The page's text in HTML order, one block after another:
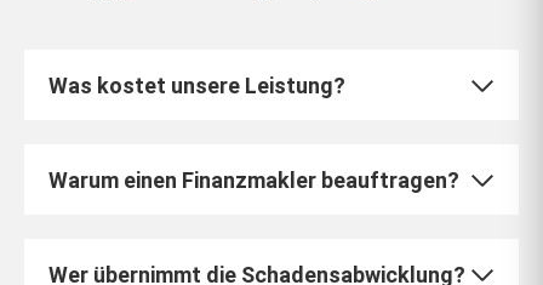
Was kostet unsere Leistung?
Warum einen Finanzmakler beauftragen?
Wer übernimmt die Schadensabwicklung?